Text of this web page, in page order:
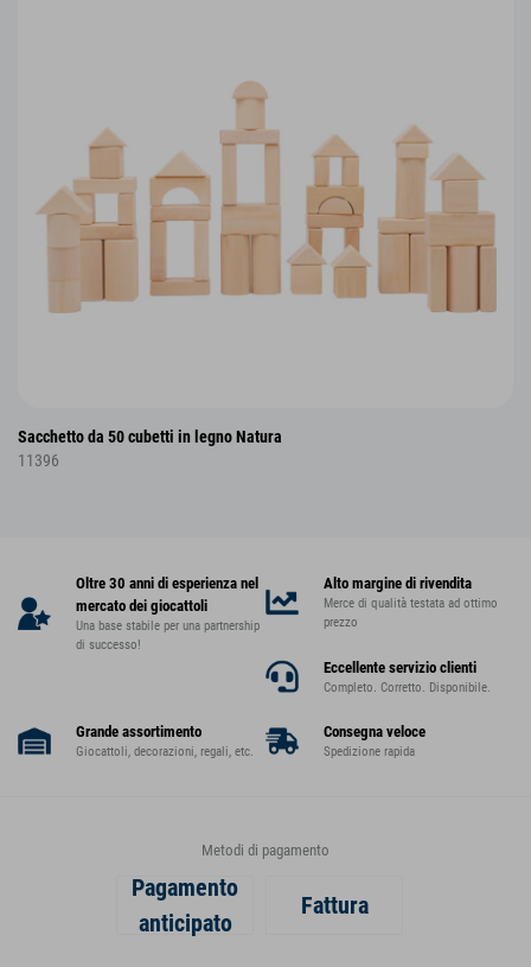
Sacchetto da 50 cubetti in legno Natura
11396
Oltre 30 anni di esperienza nel
mercato dei giocattoli
Una base stabile per una partnership
di successo!
Alto margine di rivendita
Merce di qualità testata ad ottimo
prezzo
Eccellente servizio clienti
Completo. Corretto. Disponibile.
Grande assortimento
Giocattoli, decorazioni, regali, etc.
Consegna veloce
Spedizione rapida
Metodi di pagamento
Pagamento
anticipato
Fattura